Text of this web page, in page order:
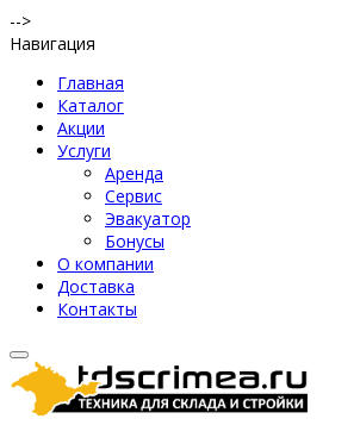
-->
Навигация
Главная
Каталог
Акции
Услуги
Аренда
Сервис
Эвакуатор
Бонусы
О компании
Доставка
Контакты